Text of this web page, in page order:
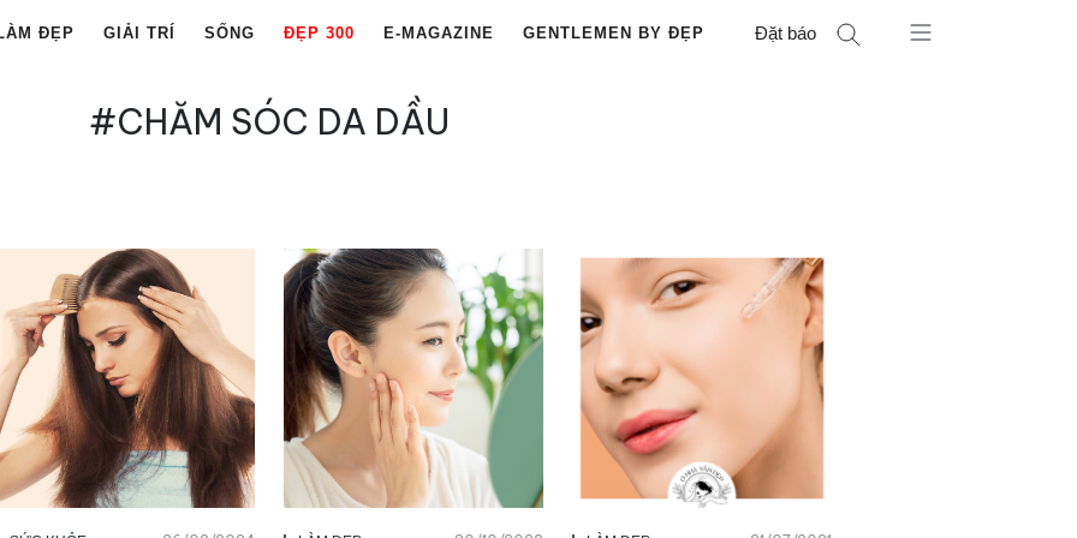
ĐẸP GIẢI TRÍ SỐNG ĐẸP 300 E-MAGAZINE GENTLEMEN BY ĐẸP Đặt báo
#CHĂM SÓC DA DẦU